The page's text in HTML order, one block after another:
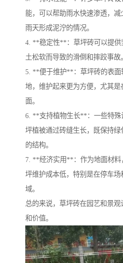
能，可以帮助雨水快速渗透，
雨天形成泥泞的情况。
4. **稳定性**：草坪砖可以提供
土松软而导致的滑倒和摔跤事故。
5. **便于维护**：草坪砖的表面
地，维护起来更为方便，尤其
面。
6. **支持植物生长**：一些特殊
坪植被通过砖缝生长，既保持
的结构。
7. **经济实用**：作为地面材料
坪维护成本低，特别是在停车场
域。
总的来说，草坪砖在园艺和景
和价值。